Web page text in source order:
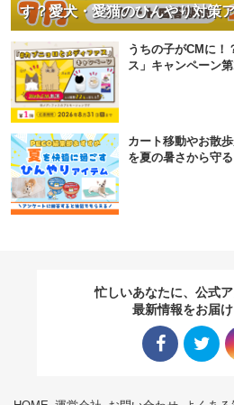
す？愛犬・愛猫のひんやり対策
うちの子がCMに！
ス」キャンペーン第
カート移動やお散
を夏の暑さから守
忙しいあなたに、公式
最新情報をお届